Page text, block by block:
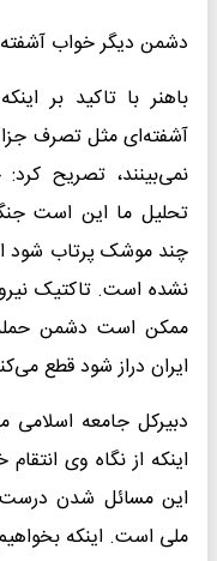
دشمن دیگر خواب‌ آشفته‌
باهنر با تاکید بر
آشفته‌ای مثل تصرف
نمی‌بینند، تصریح
تحلیل ما این است
چند موشک پرتاب شود
نشده است. تاکتیک
ممکن است دشمن
ایران دراز شود قطع
دبیرکل جامعه
اینکه از نگاه وی
این مسائل شدن